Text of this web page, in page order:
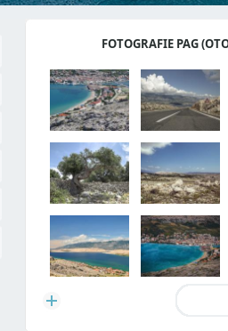
FOTOGRAFIE PAG